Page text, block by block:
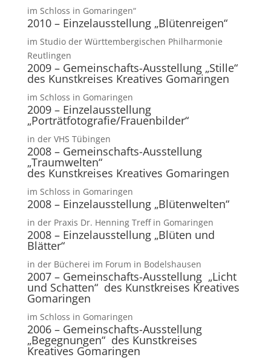
im Schloss in Gomaringen“
2010 – Einzelausstellung „Blütenreigen“
im Studio der Württembergischen Philharmonie
Reutlingen
2009 – Gemeinschafts-Ausstellung „Stille“
des Kunstkreises Kreatives Gomaringen
im Schloss in Gomaringen
2009 – Einzelausstellung
„Porträtfotografie/Frauenbilder“
in der VHS Tübingen
2008 – Gemeinschafts-Ausstellung
„Traumwelten“
des Kunstkreises Kreatives Gomaringen
im Schloss in Gomaringen
2008 – Einzelausstellung „Blütenwelten“
in der Praxis Dr. Henning Treff in Gomaringen
2008 – Einzelausstellung „Blüten und
Blätter“
in der Bücherei im Forum in Bodelshausen
2007 – Gemeinschafts-Ausstellung „Licht
und Schatten“ des Kunstkreises Kreatives
Gomaringen
im Schloss in Gomaringen
2006 – Gemeinschafts-Ausstellung
„Begegnungen“ des Kunstkreises
Kreatives Gomaringen